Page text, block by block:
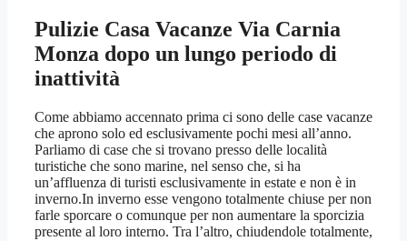
Pulizie Casa Vacanze Via Carnia
Monza dopo un lungo periodo di
inattività
Come abbiamo accennato prima ci sono delle case vacanze
che aprono solo ed esclusivamente pochi mesi all’anno.
Parliamo di case che si trovano presso delle località
turistiche che sono marine, nel senso che, si ha
un’affluenza di turisti esclusivamente in estate e non è in
inverno.In inverno esse vengono totalmente chiuse per non
farle sporcare o comunque per non aumentare la sporcizia
presente al loro interno. Tra l’altro, chiudendole totalmente,